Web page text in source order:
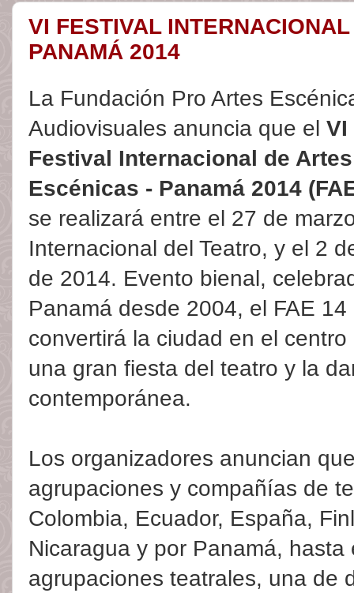
VI FESTIVAL
PANAMÁ 2014
La Fundación Pro Artes
Audiovisuales anuncia que el VI
Festival Internacional de Artes
Escénicas - Panamá 2014
se realizará entre el 27 de
Internacional del Teatro, y el 2
de 2014. Evento bienal,
Panamá desde 2004, el FAE 14
convertirá la ciudad en el centro
una gran fiesta del teatro y la
contemporánea.
Los organizadores anuncian
agrupaciones y compañías de
Colombia, Ecuador, España,
Nicaragua y por Panamá,
agrupaciones teatrales, una de